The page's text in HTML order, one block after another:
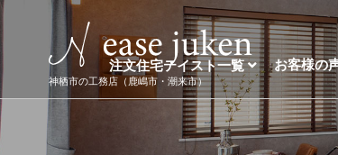
神栖市の工務店（鹿嶋市・潮来市）
注文住宅テイスト一覧 お客様の